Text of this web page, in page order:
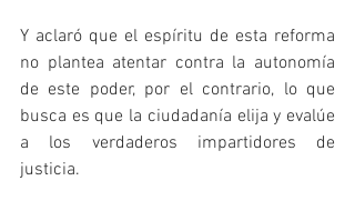
Y aclaró que el espíritu de esta reforma
no plantea atentar contra la autonomía
de este poder, por el contrario, lo que
busca es que la ciudadanía elija y evalúe
a los verdaderos impartidores de
justicia.